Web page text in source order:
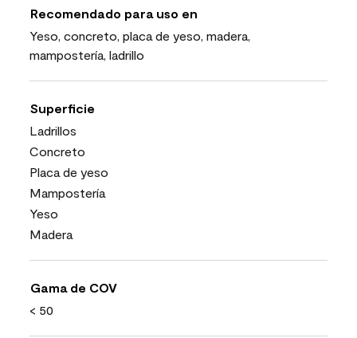
Recomendado para uso en
Yeso, concreto, placa de yeso, madera,
mampostería, ladrillo
Superficie
Ladrillos
Concreto
Placa de yeso
Mampostería
Yeso
Madera
Gama de COV
< 50